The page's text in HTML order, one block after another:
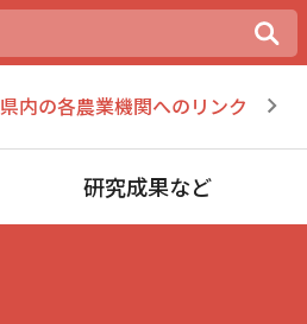
県内の各農業機関へのリンク
研究成果など